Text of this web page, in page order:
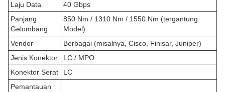
Laju Data
40 Gbps
Panjang
Gelombang
850 Nm / 1310 Nm / 1550 Nm (tergantung
Model)
Vendor
Berbagai (misalnya, Cisco, Finisar, Juniper)
Jenis Konektor
LC / MPO
Konektor Serat
LC
Pemantauan